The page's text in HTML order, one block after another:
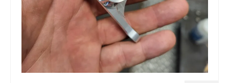
urban arrow familynext pro / 2026 / 100nm
impressum